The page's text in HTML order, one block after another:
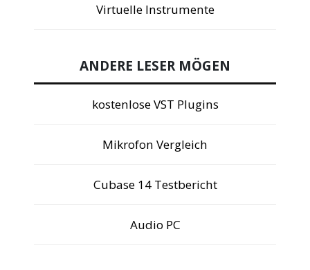
Virtuelle Instrumente
ANDERE LESER MÖGEN
kostenlose VST Plugins
Mikrofon Vergleich
Cubase 14 Testbericht
Audio PC